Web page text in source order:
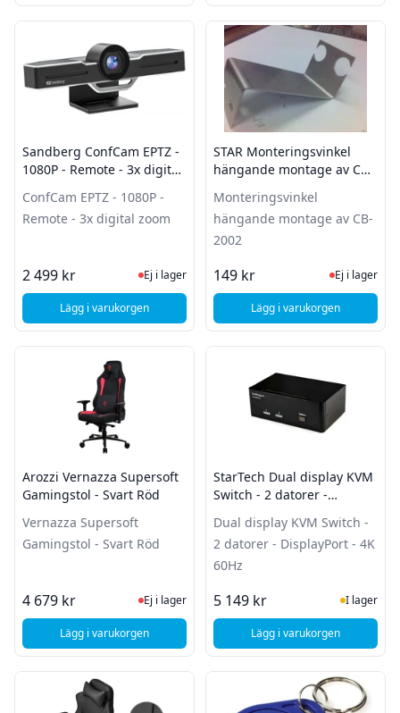
Sandberg ConfCam EPTZ -
1080P - Remote - 3x digital
ConfCam EPTZ - 1080P -
Remote - 3x digital zoom
2 499 kr Ej i lager, besök produktsidan för
Ej i lager
Lägg i varukorgen, Sandberg ConfCam EPTZ - 1080P - Remote - 3x digital
STAR Monteringsvinkel
hängande montage av CB-
Monteringsvinkel
hängande montage av CB-
2002
149 kr Ej i lager,
Ej i lager
Lägg i varukorgen
, STAR
Arozzi Vernazza Supersoft
Gamingstol - Svart Röd
Vernazza Supersoft
Gamingstol - Svart Röd
4 679 kr Ej i lager, besök produktsidan för
Ej i lager
Lägg i varukorgen, Arozzi Vernazza Supersoft Gamingstol - Svart Röd
StarTech Dual display KVM
Switch - 2 datorer -
Dual display KVM Switch -
2 datorer - DisplayPort - 4K
60Hz
5 149 kr I Lager
I lager
Lägg i varukorgen